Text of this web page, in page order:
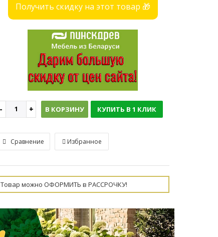
Получить скидку на этот товар 🎁
В КОРЗИНУ КУПИТЬ В 1 КЛИК
Сравнение Избранное
Товар можно ОФОРМИТЬ в РАССРОЧКУ!